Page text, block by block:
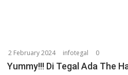
2 February 2024 infotegal 0
Yummy!!! Di Tegal Ada The